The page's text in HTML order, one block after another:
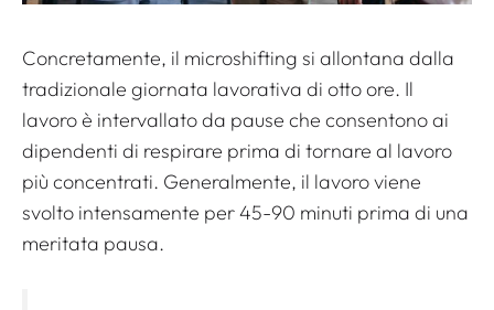
Concretamente, il microshifting si allontana dalla
tradizionale giornata lavorativa di otto ore. Il
lavoro è intervallato da pause che consentono ai
dipendenti di respirare prima di tornare al lavoro
più concentrati. Generalmente, il lavoro viene
svolto intensamente per 45-90 minuti prima di una
meritata pausa.